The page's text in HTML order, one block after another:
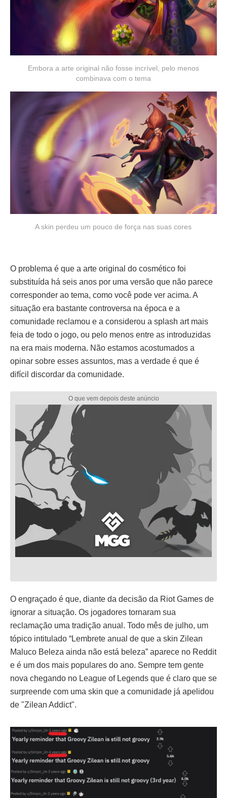
Embora a arte original não fosse incrível, pelo menos
combinava com o tema
A skin perdeu um pouco de força nas suas cores
O problema é que a arte original do cosmético foi
substituída há seis anos por uma versão que não parece
corresponder ao tema, como você pode ver acima. A
situação era bastante controversa na época e a
comunidade reclamou e a considerou a splash art mais
feia de todo o jogo, ou pelo menos entre as introduzidas
na era mais moderna. Não estamos acostumados a
opinar sobre esses assuntos, mas a verdade é que é
difícil discordar da comunidade.
O engraçado é que, diante da decisão da Riot Games de
ignorar a situação. Os jogadores tornaram sua
reclamação uma tradição anual. Todo mês de julho, um
tópico intitulado “Lembrete anual de que a skin Zilean
Maluco Beleza ainda não está beleza” aparece no Reddit
e é um dos mais populares do ano. Sempre tem gente
nova chegando no League of Legends que é claro que se
surpreende com uma skin que a comunidade já apelidou
de "Zilean Addict".